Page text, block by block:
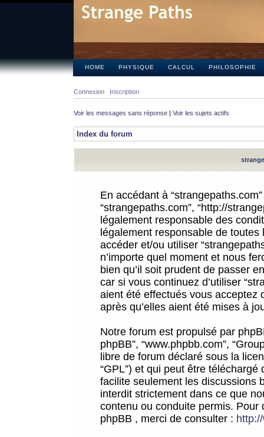
HOME PHYSIQUE CALCUL PHILOSOPHIE
Connexion Inscription
Voir les messages sans réponse | Voir les sujets actifs
Index du forum
En accédant à
“strangepaths.com”, “http://
légalement responsable des
légalement responsable de
accéder et/ou utiliser
n’importe quel moment et nous
bien qu’il soit prudent de passer
car si vous continuez d’utiliser
aient été effectués vous acceptez
après qu’elles aient été mises à
Notre forum est propulsé par
phpBB”, “www.phpbb.com”,
libre de forum déclaré sous la
“GPL”) et qui peut être téléchargé
facilite seulement les discussions
interdit strictement dans ce que
contenu ou conduite permis.
phpBB , merci de consulter :